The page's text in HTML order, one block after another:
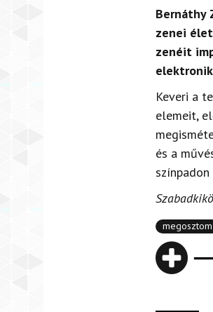
Bernáthy
zenei
zenéit
Keveri a
elemeit,
és a
megosztom